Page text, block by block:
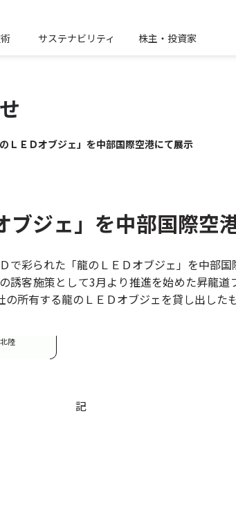
サステナビリティ 株主・投資家
ＬＥＤオブジェ」を中部国際空港にて展示
ブジェ」を中部国際空
で彩られた「龍のＬＥＤオブジェ」を中部
誘客施策として3月より推進を始めた昇龍
所有する龍のＬＥＤオブジェを貸し出した
陸
記